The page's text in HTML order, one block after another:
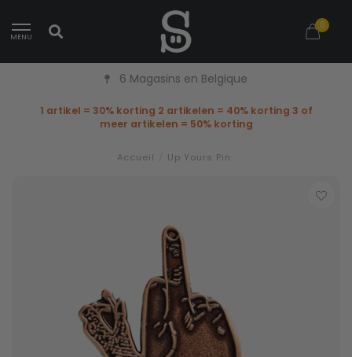
MENU
0
6 Magasins en Belgique
1 artikel = 30% korting 2 artikelen = 40% korting 3 of
meer artikelen = 50% korting
Accueil Up Yours Pin